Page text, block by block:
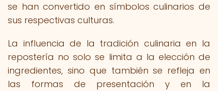
se han convertido en símbolos culinarios de
sus respectivas culturas.
La influencia de la tradición culinaria en la
repostería no solo se limita a la elección de
ingredientes, sino que también se refleja en
las formas de presentación y en la